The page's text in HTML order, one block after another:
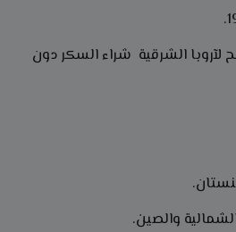
لآروبا الشرقية شراء السكر دون
والصين.